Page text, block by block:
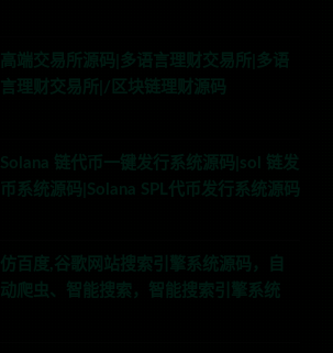
高端交易所源码|多语言理财交易所|多语
言理财交易所|/区块链理财源码
Solana 链代币一键发行系统源码|sol 链发
币系统源码|Solana SPL代币发行系统源码
仿百度,谷歌网站搜索引擎系统源码，自
动爬虫、智能搜索，智能搜索引擎系统